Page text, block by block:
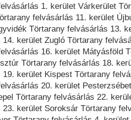
1. kerület Várkerület
felvásárlás 11. kerület
Törtarany felvásárlás 13.
kerület Zugló Törtarany
16. kerület Mátyásföld
Törtarany felvásárlás 18.
19. kerület Kispest Törtarany
20. kerület
Törtarany felvásárlás 22.
23. kerület Soroksár Törtarany